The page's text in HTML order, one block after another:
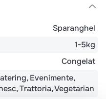
Sparanghel
1-5kg
Congelat
Evenimente
Trattoria Vegetarian